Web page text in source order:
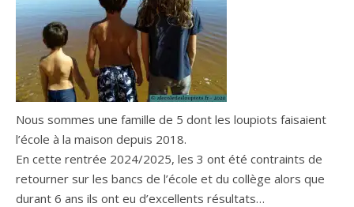
Nous sommes une famille de 5 dont les loupiots faisaient
l’école à la maison depuis 2018.
En cette rentrée 2024/2025, les 3 ont été contraints de
retourner sur les bancs de l’école et du collège alors que
durant 6 ans ils ont eu d’excellents résultats…